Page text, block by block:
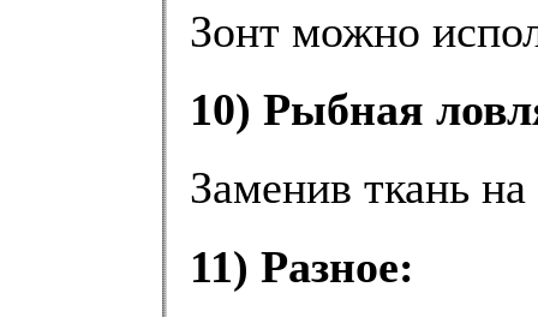
Зонт можно
10) Рыбная
Заменив ткань
11) Разное: